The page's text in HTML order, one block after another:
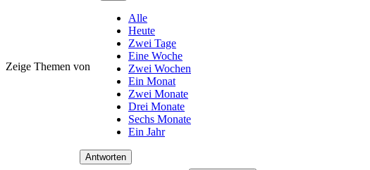
Zeige Themen von
Alle
Heute
Zwei Tage
Eine Woche
Zwei Wochen
Ein Monat
Zwei Monate
Drei Monate
Sechs Monate
Ein Jahr
Antworten